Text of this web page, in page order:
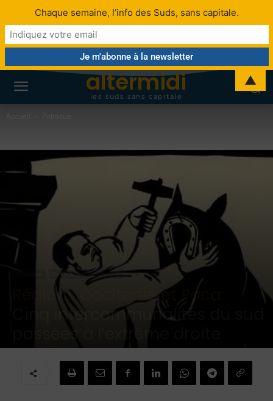
altermidi
les suds sans capitale
Collectivité territoriale
Régions Occitanie et Paca:
Cinq intercommunalités du sud
passées à l’extrême droite
Chaque semaine, l’info des Suds, sans capitale.
▲